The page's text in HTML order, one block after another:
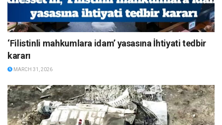
‘Filistinli mahkumlara idam’ yasasına İhtiyati tedbir
kararı
MARCH 31, 2026